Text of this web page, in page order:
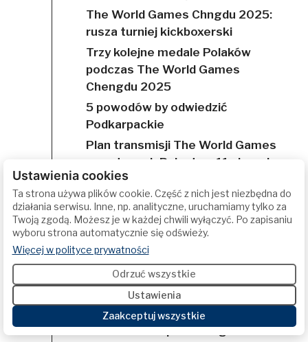
The World Games Chngdu 2025:
rusza turniej kickboxerski
Trzy kolejne medale Polaków
podczas The World Games
Chengdu 2025
5 powodów by odwiedzić
Podkarpackie
Plan transmisji The World Games
na antenach Polsatu – 11 sierpnia
TWG Chengdu 2025: starty
Polaków – 11 sierpnia
Martyna Kierczyńska srebrną
medalistką The World Games
Chengdu 2025
Szymon Kropidłowski ze złotem i
rekordem świata!
Trzy medale Polaków na The
World Games pierwszego dnia!
Ustawienia cookies
Ta strona używa plików cookie. Część z nich jest niezbędna do
działania serwisu. Inne, np. analityczne, uruchamiamy tylko za
Twoją zgodą. Możesz je w każdej chwili wyłączyć. Po zapisaniu
wyboru strona automatycznie się odświeży.
Więcej w polityce prywatności(otwiera się w nowej karcie)
Odrzuć wszystkie
Ustawienia
Zaakceptuj wszystkie